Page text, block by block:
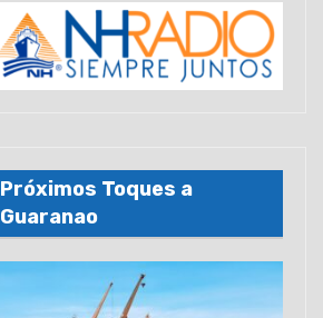
Próximos Toques a
Guaranao